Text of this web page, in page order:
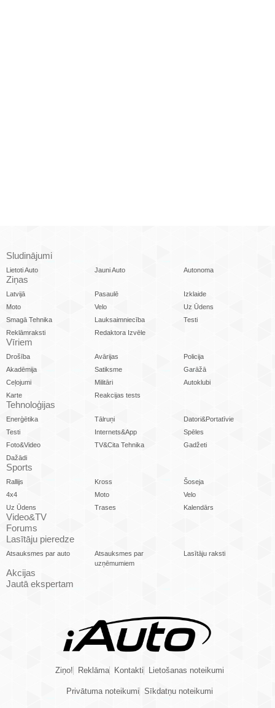
Sludinājumi
Lietoti Auto Jauni Auto Autonoma
Ziņas
Latvijā Pasaulē
Izklaide
Moto
Velo
Uz Ūdens
Smagā Tehnika
Lauksaimniecība
Testi
Reklāmraksti
Redaktora Izvēle
Vīriem
Drošība Avārijas
Policija
Akadēmija
Satiksme
Garāžā
Ceļojumi
Militāri
Autoklubi
Karte
Reakcijas tests
Tehnoloģijas
Enerģētika Tālruņi
Datori&Portatīvie
Testi
Internets&App
Spēles
Foto&Video
TV&Cita Tehnika
Gadžeti
Dažādi
Sports
Rallijs Kross
Šoseja
4x4
Moto
Velo
Uz Ūdens
Trases Kalendārs
Video&TV
Forums
Lasītāju pieredze
Atsauksmes par auto
Atsauksmes par
uzņēmumiem
Lasītāju raksti
Akcijas
Jautā ekspertam
Ziņo! Reklāma Kontakti Lietošanas noteikumi
Privātuma noteikumi Sīkdatņu noteikumi